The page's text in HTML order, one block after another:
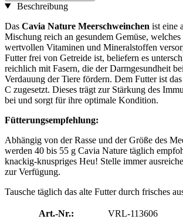
Beschreibung
Das Cavia Nature Meerschweinchen ist eine
Mischung reich an gesundem Gemüse,
wertvollen Vitaminen und Mineralstoffen
Futter frei von Getreide ist, beliefern es
reichlich mit Fasern, die der Darmgesundheit
Verdauung der Tiere fördern. Dem Futter ist
C zugesetzt. Dieses trägt zur Stärkung des
bei und sorgt für ihre optimale Kondition.
Fütterungsempfehlung:
Abhängig von der Rasse und der Größe des
werden 40 bis 55 g Cavia Nature täglich
knackig-knuspriges Heu! Stelle immer
zur Verfügung.
Tausche täglich das alte Futter durch frisches
Art.-Nr.:
VRL-113606